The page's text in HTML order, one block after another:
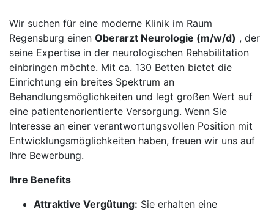
Wir suchen für eine moderne Klinik im Raum
Regensburg einen Oberarzt Neurologie (m/w/d) , der
seine Expertise in der neurologischen Rehabilitation
einbringen möchte. Mit ca. 130 Betten bietet die
Einrichtung ein breites Spektrum an
Behandlungsmöglichkeiten und legt großen Wert auf
eine patientenorientierte Versorgung. Wenn Sie
Interesse an einer verantwortungsvollen Position mit
Entwicklungsmöglichkeiten haben, freuen wir uns auf
Ihre Bewerbung.
Ihre Benefits
Attraktive Vergütung: Sie erhalten eine